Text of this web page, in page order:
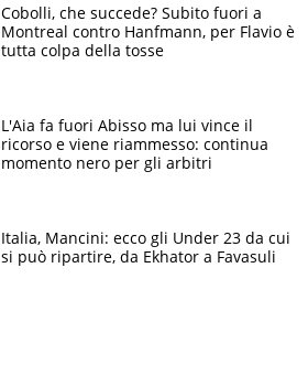
Cobolli, che succede? Subito fuori a
Montreal contro Hanfmann, per Flavio è
tutta colpa della tosse
L'Aia fa fuori Abisso ma lui vince il
ricorso e viene riammesso: continua
momento nero per gli arbitri
Italia, Mancini: ecco gli Under 23 da cui
si può ripartire, da Ekhator a Favasuli